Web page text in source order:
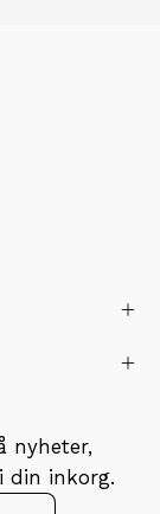
nyheter,
din inkorg.